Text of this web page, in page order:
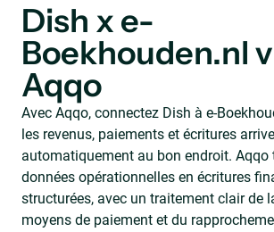
Dish x e-
Boekhouden.nl
Aqqo
Avec Aqqo, connectez Dish à e-
les revenus, paiements et écritures
automatiquement au bon endroit. Aqqo
données opérationnelles en écritures
structurées, avec un traitement clair de
moyens de paiement et du